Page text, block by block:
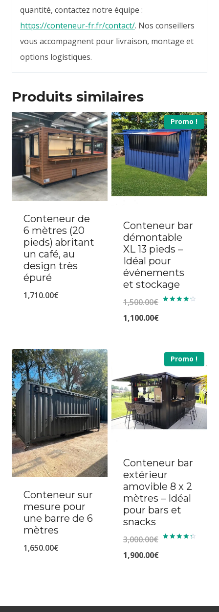
quantité, contactez notre équipe :
https://conteneur-fr.fr/contact/. Nos conseillers
vous accompagnent pour livraison, montage et
options logistiques.
Produits similaires
Conteneur de
6 mètres (20
pieds) abritant
un café, au
design très
épuré
1,710.00€
Promo !
Conteneur bar
démontable
XL 13 pieds –
Idéal pour
événements
et stockage
1,500.00€
Le
1,500.00€.
1,100.00€
est :
1,100.00€.
Conteneur sur
mesure pour
une barre de 6
mètres
1,650.00€
Promo !
Conteneur bar
extérieur
amovible 8 x 2
mètres – Idéal
pour bars et
snacks
3,000.00€
Le
1,900.00€